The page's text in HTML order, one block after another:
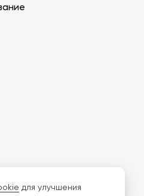
для улучшения